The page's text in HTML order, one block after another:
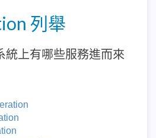
列舉
統上有哪些服務進而來